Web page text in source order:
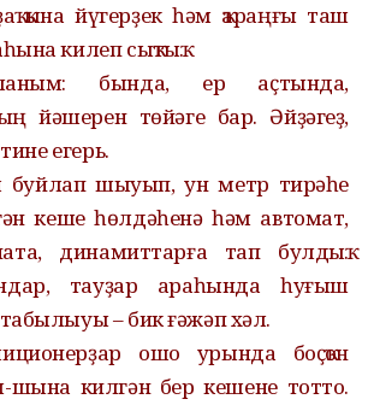
ҡына йүгерҙек һәм ҡараңғы таш
килеп сыҡтыҡ.
бында, ер аҫтында,
йәшерен төйәге бар. Әйҙәгеҙ,
егерь.
буйлап шыуып, ун метр тирәһе
кеше һөлдәһенә һәм автомат,
динамиттарға тап булдыҡ.
тауҙар араһында һуғыш
– бик ғәжәп хәл.
ошо урында боҫҡон
шына килгән бер кешене тотто.